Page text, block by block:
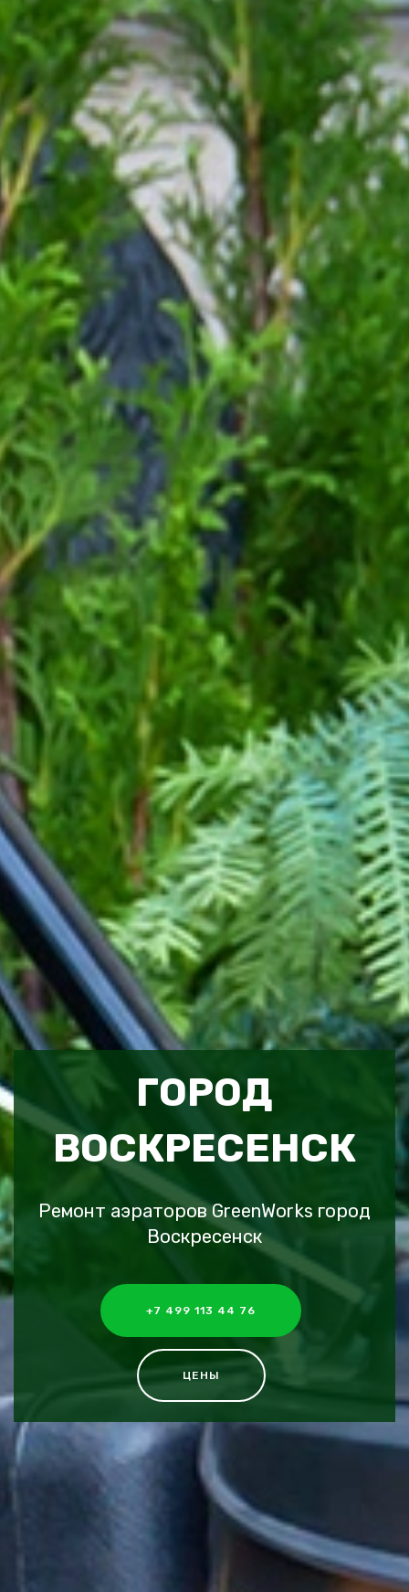
ГОРОД
ВОСКРЕСЕНСК
Ремонт аэраторов GreenWorks город
Воскресенск
+7 499 113 44 76
ЦЕНЫ